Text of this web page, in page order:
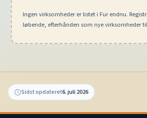
Ingen virksomheder er listet i Fur endnu.
løbende, efterhånden som nye virksomheder
Sidst opdateret6. juli 2026